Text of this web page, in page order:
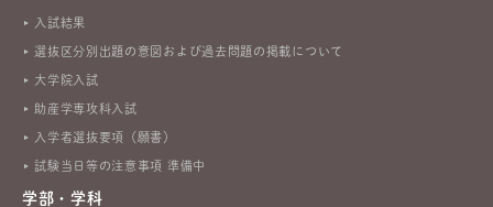
入試結果
選抜区分別出題の意図および過去問題の掲載について
大学院入試
助産学専攻科入試
入学者選抜要項（願書）
試験当日等の注意事項 準備中
学部・学科